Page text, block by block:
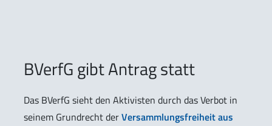
BVerfG gibt Antrag statt
Das BVerfG sieht den Aktivisten durch das Verbot in
seinem Grundrecht derVersammlungsfreiheit aus